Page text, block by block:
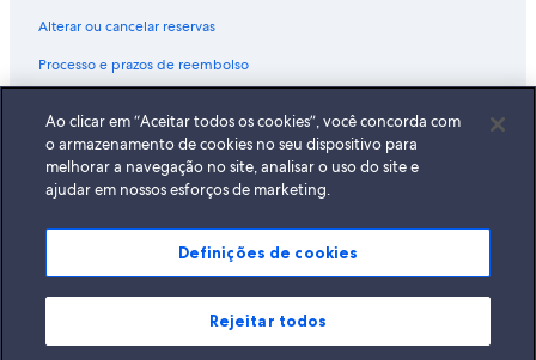
Alterar ou cancelar reservas
Processo e prazos de reembolso
Documentos para viagens internacionais
A Expedia, Inc. não se responsabiliza pelo conteúdo dos sites externos.
© 2026 Expedia, Inc., uma empresa do Expedia Group. Todos os direitos
reservados Expedia e o logotipo da Expedia são marcas registradas da
Ao clicar em “Aceitar todos os cookies”, você concorda com
o armazenamento de cookies no seu dispositivo para
melhorar a navegação no site, analisar o uso do site e
ajudar em nossos esforços de marketing.
Definições de cookies
Rejeitar todos